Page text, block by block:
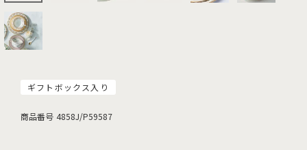
ギフトボックス入り
商品番号 4858J/P59587